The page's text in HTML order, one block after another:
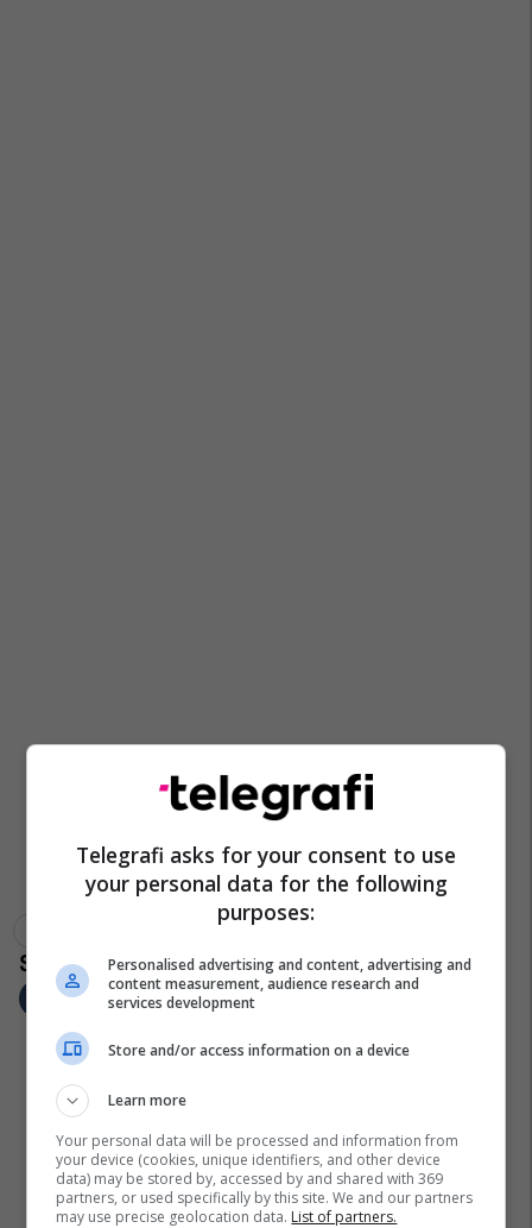
Fushë Kosovë
Telegrafi asks for your consent to use
your personal data for the following
purposes:
Personalised advertising and content, advertising and
content measurement, audience research and
services development
Store and/or access information on a device
Learn more
Your personal data will be processed and information from
your device (cookies, unique identifiers, and other device
data) may be stored by, accessed by and shared with 369
partners, or used specifically by this site. We and our partners
may use precise geolocation data. List of partners.